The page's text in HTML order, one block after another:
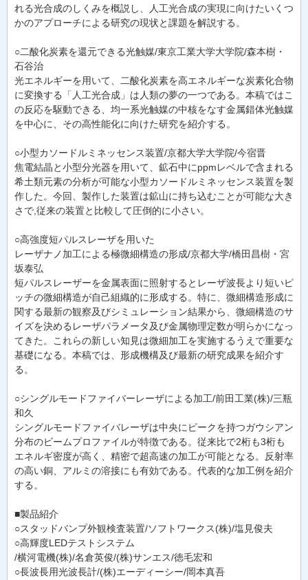
れる光合成のしくみを概説し、人工光合成の実現に向けたいくつ
かのアプローチによる研究の現状と課題を解説する。
○二酸化炭素を還元できる光触媒/東京工業大学大学院/森本樹・
石谷治
光エネルギーを用いて、二酸化炭素を高エネルギーな炭素化合物
に変換する「人工光合成」は人類の夢の一つである。本稿ではこ
の反応を駆動できる、均一系光触媒の中核をなす金属錯体光触媒
を中心に、その高性能化に向けた研究を紹介する。
○小型カソードルミネッセンス装置/京都大学大学院/今宿晋
焦電結晶と小型分光器を用いて、鉱石中にppmレベルで含まれる
希土類元素の分析が可能な小型カソードルミネッセンス装置を製
作した。今回、製作した装置は鉱山に持ち込むことが可能な大き
さで,従来の装置と比較して圧倒的に小さい。
○高強度短パルスレーザを用いた
レーザナノ加工による極微細構造の形成/京都大学/橋田昌樹・宮
坂泰弘
短パルスレーザーを金属表面に照射するとレーザ波長より短いピ
ッチの微細構造が自己組織的に形成する。特に、微細構造形成に
関する最新の観察及びシミュレーション結果から、微細構造のサ
イズを決めるレーザパラメータ及び金属物理定数が明らかになっ
てきた。これらの新しい知見は微細加工を実施するうえで重要な
基礎になる。本稿では、形成機構及び最新の研究成果を紹介す
る。
○シングルモードファイバーレーザによる加工/前田工業(株)/三瓶
和久
シングルモードファイバレーザは中央にピークを持つガウシアン
分布のビームプロファイルが特徴である。従来比で2桁も3桁も
エネルギ密度が高く、精密で超高速の加工が可能となる。反射率
の高い銅、アルミの溶接にも有効である。代表的な加工例を紹介
する。
■製品紹介
○スタッドバンプ外観検査装置/ソフトワークス(株)/塩見俊夫
○高輝度LEDテストシステム
/横河電機(株)/名倉英俊/(株)サンエス/徳毛宏和
○長波長用光波長計/(株)エーディーシー/岡本真吾